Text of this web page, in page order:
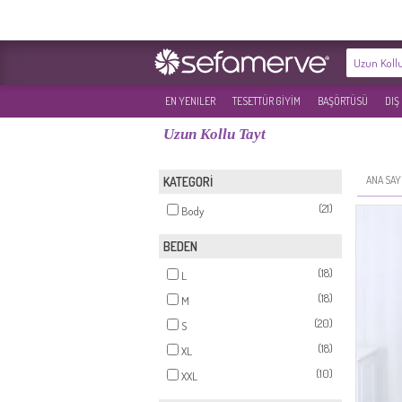
EN YENILER TESETTÜR GİYİM BAŞÖRTÜSÜ DIŞ
Uzun Kollu Tayt
KATEGORİ
Body (21)
BEDEN
L
(18)
M
(18)
S
(20)
XL
(18)
XXL
(10)
ANA